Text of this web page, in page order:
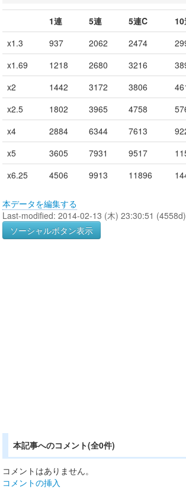
1連 5連 5連C
x1.3
937 2062 2474
x1.69
1218 2680 3216
x2
1442 3172 3806
x2.5
1802 3965 4758
x4
2884 6344 7613
x5
3605 7931 9517
x6.25
4506 9913 11896
本データを編集する
Last-modified: 2014-02-13 (木) 23:30:51 (4558d)
ソーシャルボタン表示
本記事へのコメント(全0件)
コメントはありません。
コメントの挿入